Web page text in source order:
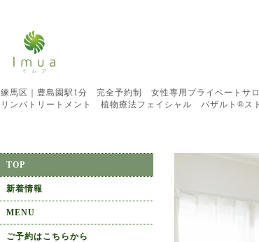
練馬区｜豊島園駅1分 完全予約制 女性専用プライベートサ
リンパトリートメント 植物療法フェイシャル バザルト®︎ス
TOP
新着情報
MENU
ご予約はこちらから